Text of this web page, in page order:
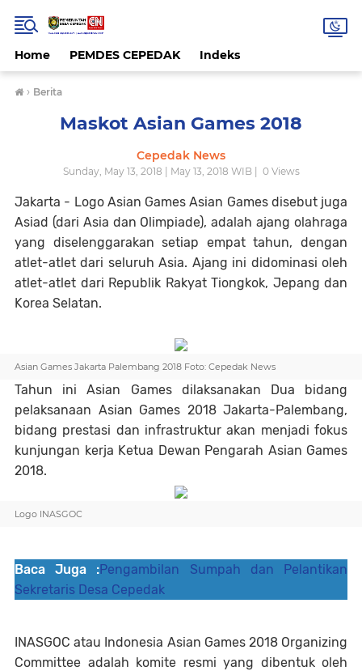
Home PEMDES CEPEDAK Indeks
› Berita
Maskot Asian Games 2018
Cepedak News
Sunday, May 13, 2018 | May 13, 2018 WIB | 0Views
Jakarta - Logo Asian Games Asian Games disebut juga
Asiad (dari Asia dan Olimpiade), adalah ajang olahraga
yang diselenggarakan setiap empat tahun, dengan
atlet-atlet dari seluruh Asia. Ajang ini didominasi oleh
atlet-atlet dari Republik Rakyat Tiongkok, Jepang dan
Korea Selatan.
Asian Games Jakarta Palembang 2018 Foto: Cepedak News
Tahun ini Asian Games dilaksanakan Dua bidang
pelaksanaan Asian Games 2018 Jakarta-Palembang,
bidang prestasi dan infrastruktur akan menjadi fokus
kunjungan kerja Ketua Dewan Pengarah Asian Games
2018.
Logo INASGOC
Baca Juga :Pengambilan Sumpah dan Pelantikan
Sekretaris Desa Cepedak
INASGOC atau Indonesia Asian Games 2018 Organizing
Committee adalah komite resmi yang dibentuk oleh